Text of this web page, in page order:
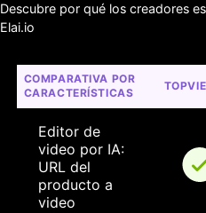
Descubre por qué los creadores
Elai.io
COMPARATIVA POR
CARACTERÍSTICAS
Editor de
video por IA:
URL del
producto a
video